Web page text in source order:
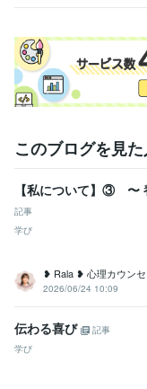
このブログを見
【私について】③ 〜
記事
学び
❥ Rala ❥ 心理カウン
2026/06/24 10:09
伝わる喜び
記事
学び